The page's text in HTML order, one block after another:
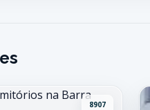
8907